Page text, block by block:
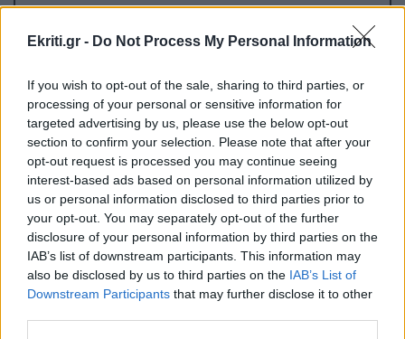
Ekriti.gr - Do Not Process My Personal Information
If you wish to opt-out of the sale, sharing to third parties, or
processing of your personal or sensitive information for
targeted advertising by us, please use the below opt-out
section to confirm your selection. Please note that after your
opt-out request is processed you may continue seeing
interest-based ads based on personal information utilized by
us or personal information disclosed to third parties prior to
your opt-out. You may separately opt-out of the further
disclosure of your personal information by third parties on the
IAB’s list of downstream participants. This information may
also be disclosed by us to third parties on the IAB’s List of
Downstream Participants that may further disclose it to other
12:35
ΤΕΧΝΟΛΟΓΙΑ
νέα μέτρα στο Facebook και... πού θα πάνε
αυτά τα λεφτά
12:31
ΕΛΛΑΔΑ
Marfin: Προθεσμία έλαβε η 46χρονη - «Είναι
αθώα» λέει ο συνήγορός της
12:25
ΚΡΗΤΗ
Δήμας από Καστέλλι: Στόχος το αεροδρόμιο να
Όλες οι ειδήσεις